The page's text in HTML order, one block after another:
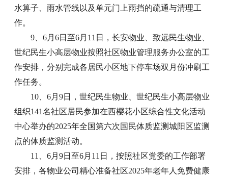
水箅子、雨水管线以及单元门上雨挡的疏通与清理工
作。
9、6月6日至6月11日，长安物业、致远民生物业、
世纪民生小高层物业按照社区物业管理服务办公室的工
作安排，分别完成各居民小区地下停车场双月份冲刷工
作任务。
10、6月9日，世纪民生物业、世纪民生小高层物业
组织141名社区居民参加在西樱花小区综合性文化活动
中心举办的2025年全国第六次国民体质监测城阳区监测
点的体质监测活动。
11、6月9日至6月11日，按照社区党委的工作部署
安排，各物业公司精心准备社区2025年老年人免费健康